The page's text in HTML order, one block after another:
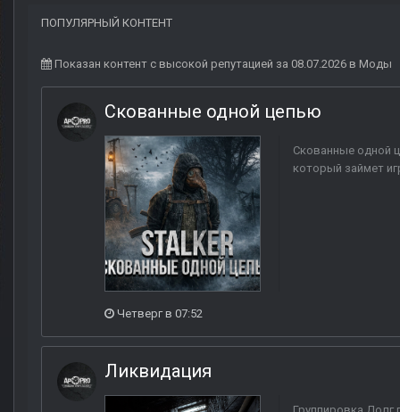
ПОПУЛЯРНЫЙ КОНТЕНТ
Показан контент с высокой репутацией за 08.07.2026 в Моды
Скованные одной цепью
Скованные одной
который займет
Четверг в 07:52
Ликвидация